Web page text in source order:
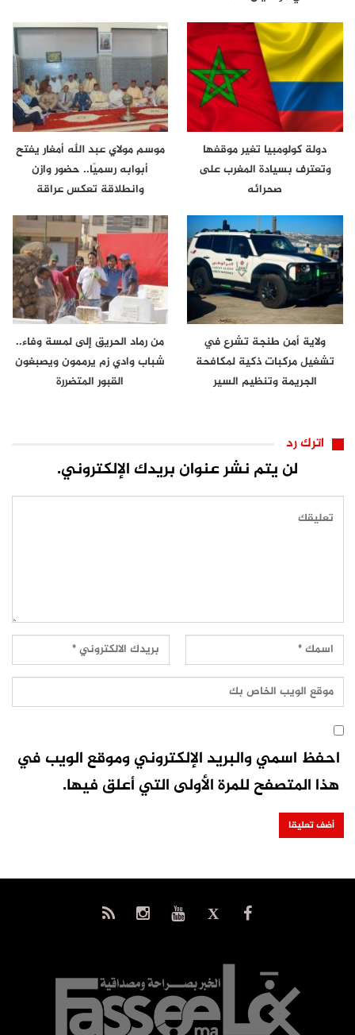
دولة كولومبيا تغير موقفها
وتعترف بسيادة المغرب على
صحرائه
موسم مولاي عبد الله أمغار يفتح
أبوابه رسميًا.. حضور وازن
وانطلاقة تعكس عراقة
ولاية أمن طنجة تشرع في
تشغيل مركبات ذكية لمكافحة
الجريمة وتنظيم السير
من رماد الحريق إلى لمسة وفاء..
شباب وادي زم يرممون ويصبغون
القبور المتضررة
اترك رد
لن يتم نشر عنوان بريدك الإلكتروني.
احفظ اسمي والبريد الإلكتروني وموقع الويب في
هذا المتصفح للمرة الأولى التي أعلق فيها.